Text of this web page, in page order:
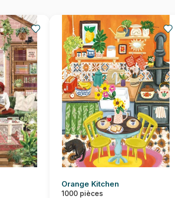
Orange Kitchen
1000 pièces